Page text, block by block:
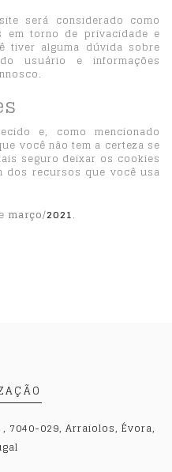
será considerado como
em torno de privacidade e
tiver alguma dúvida sobre
usuário e informações
e, como mencionado
você não tem a certeza se
seguro deixar os cookies
dos recursos que você usa
março/2021.
7040-029, Arraiolos, Évora,